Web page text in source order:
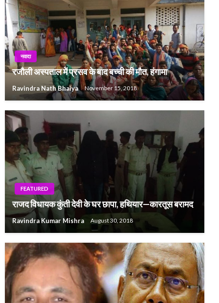
नवादा
रजौली अस्पताल में प्रसव के बाद बच्ची की मौत, हंगामा
Ravindra Nath Bhaiya November 15, 2018
FEATURED
राजद विधायक कुंती देवी के घर छापा, हथियार—कारतूस बरामद
Ravindra Kumar Mishra August 30, 2018